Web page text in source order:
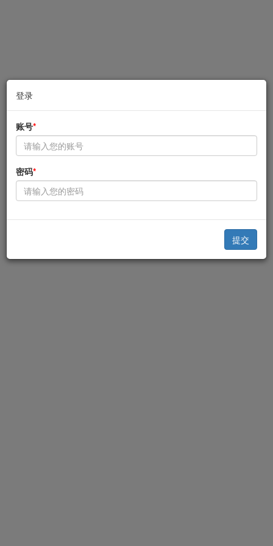
登录
账号*
密码*
提交